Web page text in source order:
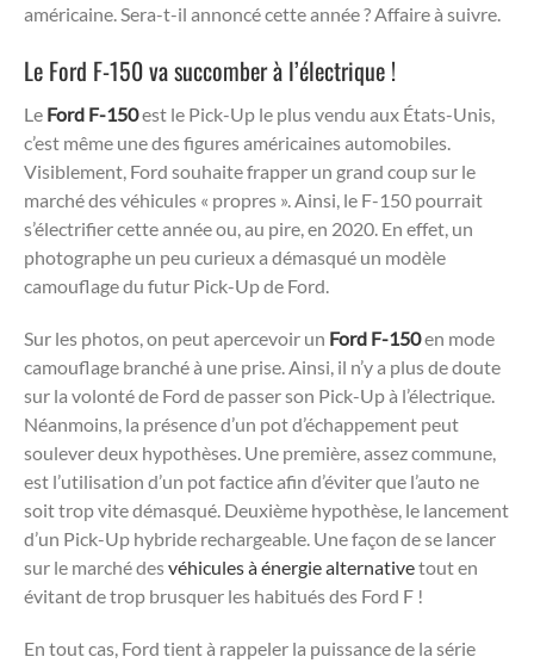
américaine. Sera-t-il annoncé cette année ? Affaire à suivre.
Le Ford F-150 va succomber à l’électrique !
Le Ford F-150est le Pick-Up le plus vendu aux États-Unis,
c’est même une des figures américaines automobiles.
Visiblement, Ford souhaite frapper un grand coup sur le
marché des véhicules « propres ». Ainsi, le F-150 pourrait
s’électrifier cette année ou, au pire, en 2020. En effet, un
photographe un peu curieux a démasqué un modèle
camouflage du futur Pick-Up de Ford.
Sur les photos, on peut apercevoir un Ford F-150en mode
camouflage branché à une prise. Ainsi, il n’y a plus de doute
sur la volonté de Ford de passer son Pick-Up à l’électrique.
Néanmoins, la présence d’un pot d’échappement peut
soulever deux hypothèses. Une première, assez commune,
est l’utilisation d’un pot factice afin d’éviter que l’auto ne
soit trop vite démasqué. Deuxième hypothèse, le lancement
d’un Pick-Up hybride rechargeable. Une façon de se lancer
sur le marché desvéhicules à énergie alternativetout en
évitant de trop brusquer les habitués des Ford F !
En tout cas, Ford tient à rappeler la puissance de la série